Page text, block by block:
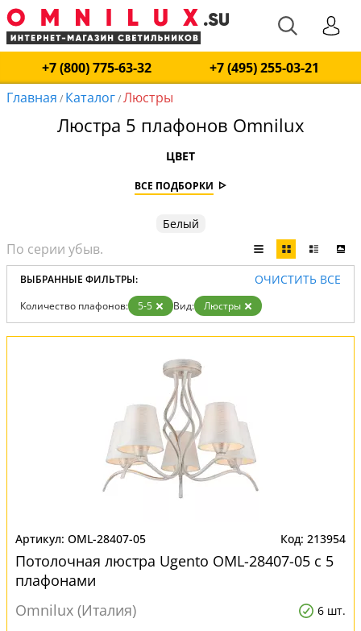
+7 (800) 775-63-32
+7 (495) 255-03-21
Главная / Каталог/Люстры
Люстра 5 плафонов Omnilux
ЦВЕТ
ВСЕ ПОДБОРКИ
Белый
ВЫБРАННЫЕ ФИЛЬТРЫ: ОЧИСТИТЬ ВСЕ
Количество плафонов: 5-5 Вид: Люстры
OML-28407-05 213954
Потолочная люстра Ugento OML-28407-05 с 5
плафонами
Omnilux (Италия)
6 шт.